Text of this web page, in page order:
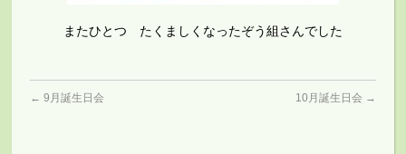
またひとつ たくましくなったぞう組さんでした
← 9月誕生日会 10月誕生日会 →